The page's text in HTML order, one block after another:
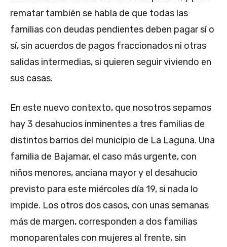
rematar también se habla de que todas las
familias con deudas pendientes deben pagar sí o
sí, sin acuerdos de pagos fraccionados ni otras
salidas intermedias, si quieren seguir viviendo en
sus casas.
En este nuevo contexto, que nosotros sepamos
hay 3 desahucios inminentes a tres familias de
distintos barrios del municipio de La Laguna. Una
familia de Bajamar, el caso más urgente, con
niños menores, anciana mayor y el desahucio
previsto para este miércoles día 19, si nada lo
impide. Los otros dos casos, con unas semanas
más de margen, corresponden a dos familias
monoparentales con mujeres al frente, sin